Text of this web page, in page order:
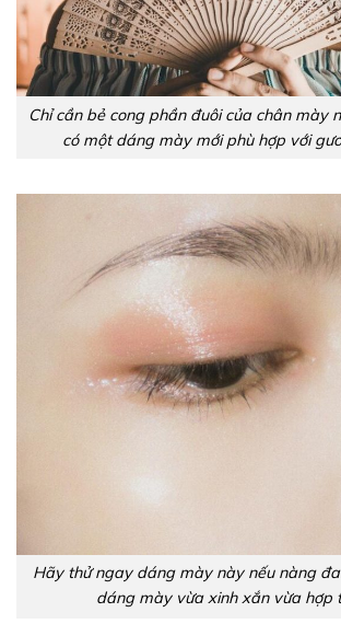
Chỉ cần bẻ cong phần đuôi của chân mày
có một dáng mày mới phù hợp với
Hãy thử ngay dáng mày này nếu nàng
dáng mày vừa xinh xắn vừa hợp